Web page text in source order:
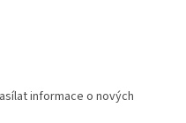
informace o nových